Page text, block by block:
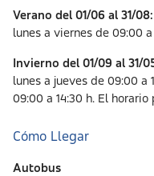
Verano del 01/06 al 31/08:
lunes a viernes de 09:00 a
Invierno del 01/09 al 31/
lunes a jueves de 09:00 a
09:00 a 14:30 h. El
Cómo Llegar
Autobus